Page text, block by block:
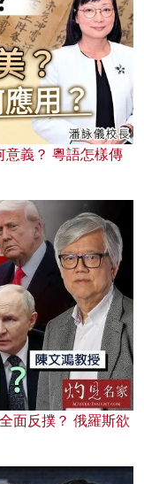
意義？ 粵語怎樣傳
面反撲？ 俄羅斯欲